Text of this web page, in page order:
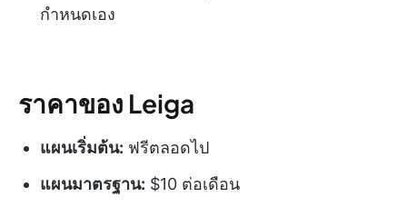
กำหนดเอง
ราคาของ Leiga
แผนเริ่มต้น: ฟรีตลอดไป
แผนมาตรฐาน: $10 ต่อเดือน